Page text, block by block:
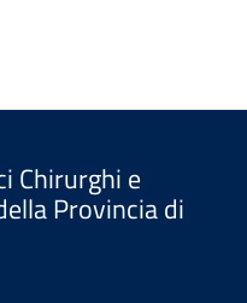
Chirurghi e
Provincia di